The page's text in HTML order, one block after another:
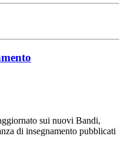
sui nuovi Bandi,
di insegnamento pubblicati